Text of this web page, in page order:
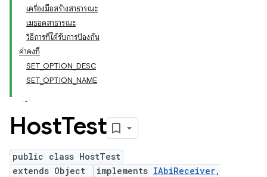
เครื่องมือสร้างสาธารณะ
เมธอดสาธารณะ
วิธีการที่ได้รับการป้องกัน
ค่าคงที่
SET_OPTION_DESC
SET_OPTION_NAME
HostTest
public class HostTest
extends Object
implements IAbiReceiver,